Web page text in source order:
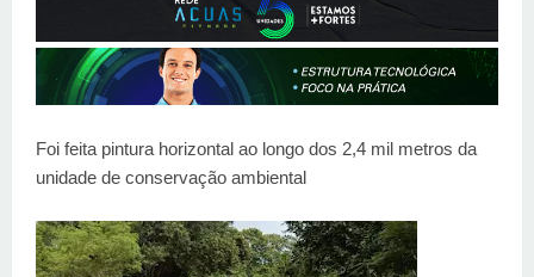
Foi feita pintura horizontal ao longo dos 2,4 mil metros da
unidade de conservação ambiental